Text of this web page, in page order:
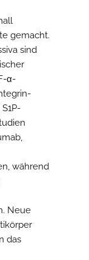
gemacht.
sind
α-
während
Neue
das